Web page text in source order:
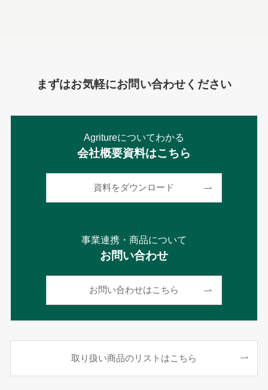
まずはお気軽にお問い合わせください
Agritureについてわかる
会社概要資料はこちら
資料をダウンロード
事業連携・商品について
お問い合わせ
お問い合わせはこちら
取り扱い商品のリストはこちら